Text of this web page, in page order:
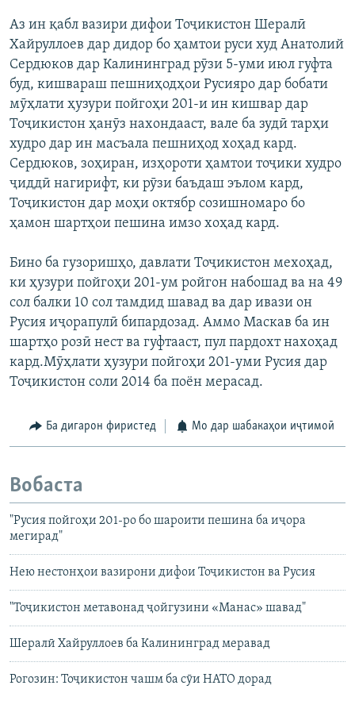
Аз ин қабл вазири дифои Тоҷикистон Шералӣ
Хайруллоев дар дидор бо ҳамтои руси худ Анатолий
Сердюков дар Калининград рӯзи 5-уми июл гуфта
буд, кишвараш пешниҳодҳои Русияро дар бобати
мӯҳлати ҳузури пойгоҳи 201-и ин кишвар дар
Тоҷикистон ҳанӯз нахондааст, вале ба зудӣ тарҳи
худро дар ин масъала пешниҳод хоҳад кард.
Сердюков, зоҳиран, изҳороти ҳамтои тоҷики худро
ҷиддӣ нагирифт, ки рӯзи баъдаш эълом кард,
Тоҷикистон дар моҳи октябр созишномаро бо
ҳамон шартҳои пешина имзо хоҳад кард.
Бино ба гузоришҳо, давлати Тоҷикистон мехоҳад,
ки ҳузури пойгоҳи 201-ум ройгон набошад ва на 49
сол балки 10 сол тамдид шавад ва дар ивази он
Русия иҷорапулӣ бипардозад. Аммо Маскав ба ин
шартҳо розӣ нест ва гуфтааст, пул пардохт нахоҳад
кард.Мӯҳлати ҳузури пойгоҳи 201-уми Русия дар
Тоҷикистон соли 2014 ба поён мерасад.
Ба дигарон фиристед Мо дар шабакаҳои иҷтимоӣ
Вобаста
"Русия пойгоҳи 201-ро бо шароити пешина ба иҷора
мегирад"
Нею нестонҳои вазирони дифои Тоҷикистон ва Русия
"Тоҷикистон метавонад ҷойгузини «Манас» шавад"
Шералӣ Хайруллоев ба Калининград меравад
Рогозин: Тоҷикистон чашм ба сӯи НАТО дорад